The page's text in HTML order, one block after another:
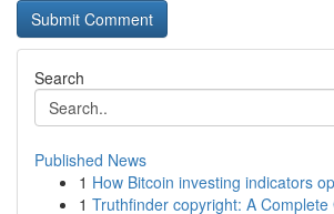
Search
Published News
1 How Bitcoin investing indicators
1 Truthfinder copyright: A